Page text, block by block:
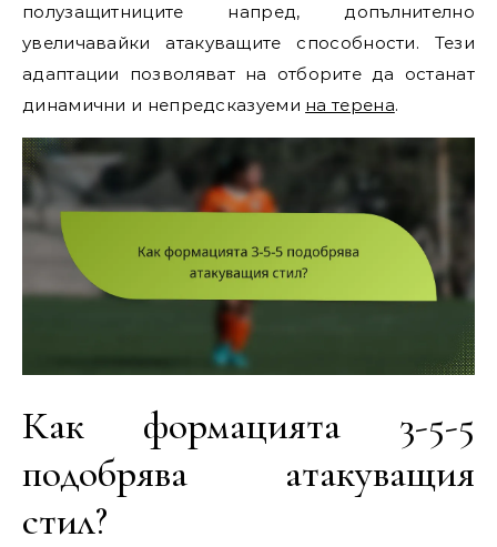
полузащитниците напред, допълнително
увеличавайки атакуващите способности. Тези
адаптации позволяват на отборите да останат
динамични и непредсказуеми на терена.
Как формацията 3-5-5
подобрява атакуващия
стил?